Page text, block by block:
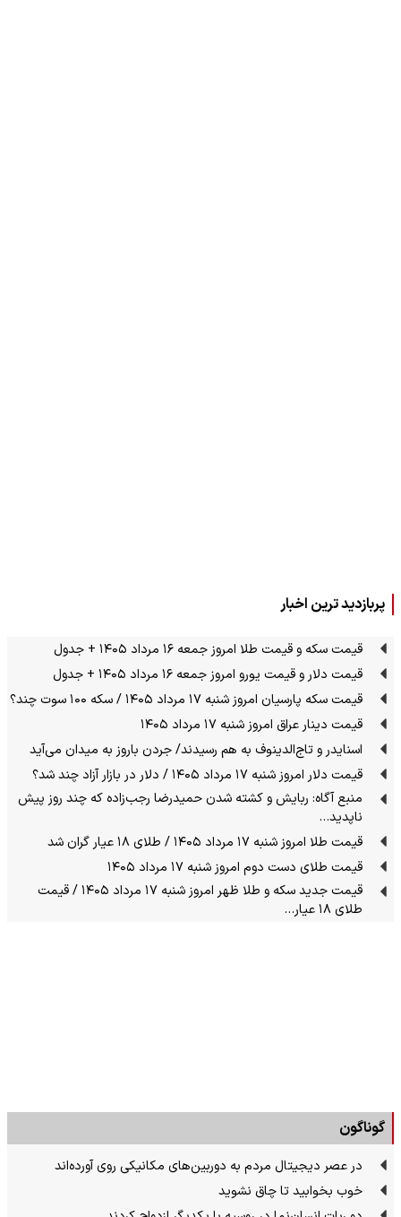
پربازدید ترین اخبار
قیمت سکه و قیمت طلا امروز جمعه ۱۶ مرداد ۱۴۰۵ + جدول
قیمت دلار و قیمت یورو امروز جمعه ۱۶ مرداد ۱۴۰۵ + جدول
قیمت سکه پارسیان امروز شنبه ۱۷ مرداد ۱۴۰۵ / سکه ۱۰۰ سوت چند؟
قیمت دینار عراق امروز شنبه ۱۷ مرداد ۱۴۰۵
اسنایدر و تاج‌الدینوف به هم رسیدند/ جردن باروز به میدان می‌آید
قیمت دلار امروز شنبه ۱۷ مرداد ۱۴۰۵ / دلار در بازار آزاد چند شد؟
منبع آگاه: ربایش و کشته شدن حمیدرضا رجب‌زاده که چند روز پیش
ناپدید…
قیمت طلا امروز شنبه ۱۷ مرداد ۱۴۰۵ / طلای ۱۸ عیار گران شد
قیمت طلای دست دوم امروز شنبه ۱۷ مرداد ۱۴۰۵
قیمت جدید سکه و طلا ظهر امروز شنبه ۱۷ مرداد ۱۴۰۵ / قیمت
طلای ۱۸ عیار…
گوناگون
در عصر دیجیتال مردم به دوربین‌های مکانیکی روی آورده‌اند
خوب بخوابید تا چاق نشوید